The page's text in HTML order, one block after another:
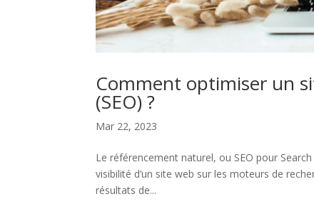
Comment optimiser un
(SEO) ?
Mar 22, 2023
Le référencement naturel, ou SEO pour
visibilité d’un site web sur les moteurs de
résultats de...